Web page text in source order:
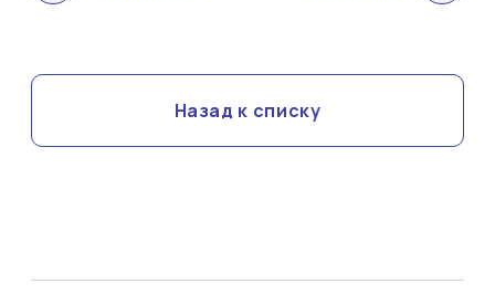
Назад к списку